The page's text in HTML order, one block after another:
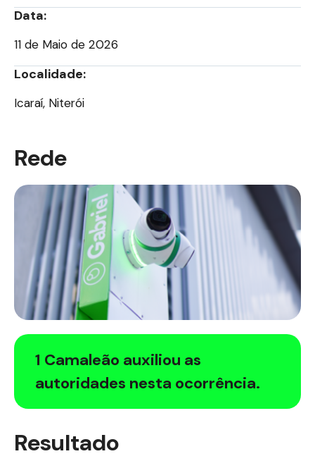
Data:
11 de Maio de 2026
Localidade:
Icaraí, Niterói
Rede
1 Camaleão auxiliou as
autoridades nesta ocorrência.
Resultado